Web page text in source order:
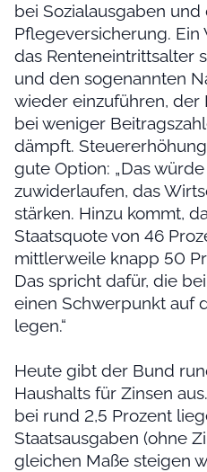
bei Sozialausgaben
Pflegeversicherung. Ein
das Renteneintrittsalter
und den sogenannten
wieder einzuführen, der
bei weniger
dämpft.
gute Option: „Das
zuwiderlaufen, das
stärken. Hinzu kommt,
Staatsquote von 46
mittlerweile knapp 50
Das spricht dafür, die
einen Schwerpunkt auf
legen.“
Heute gibt der Bund
Haushalts für Zinsen
bei rund 2,5 Prozent
Staatsausgaben (ohne
gleichen Maße steigen